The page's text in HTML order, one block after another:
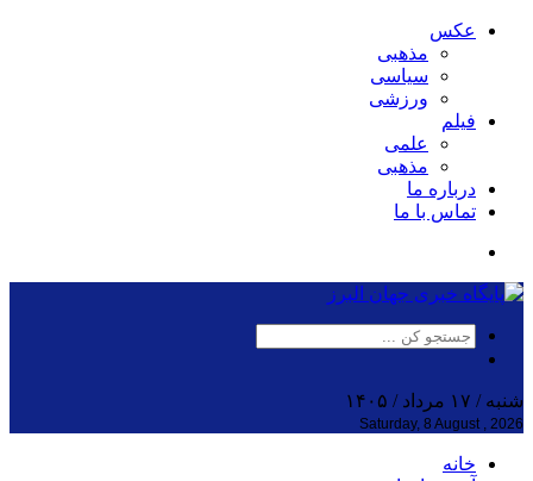
عکس
مذهبی
سیاسی
ورزشی
فیلم
علمی
مذهبی
درباره ما
تماس با ما
شنبه / ۱۷ مرداد / ۱۴۰۵
Saturday, 8 August , 2026
خانه